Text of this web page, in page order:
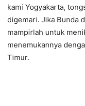
kami Yogyakarta,
digemari. Jika Bunda
mampirlah untuk
menemukannya
Timur.